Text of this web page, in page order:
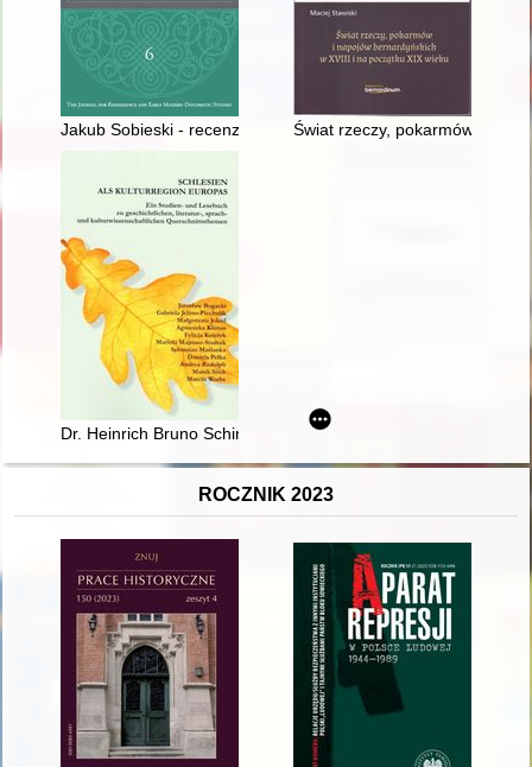
Jakub Sobieski - recenzja] Świat rzeczy, pokarmów i
Dr. Heinrich Bruno Schindler : ein erfolgreicher Arzt und
ROCZNIK 2023